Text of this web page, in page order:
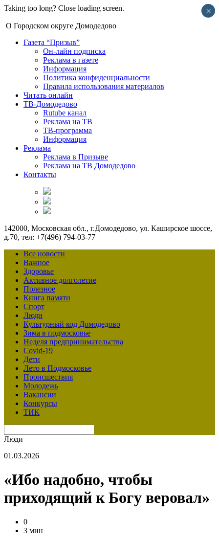
Taking too long? Close loading screen.
О Городском округе Домодедово
Газета “Призыв”
Он-лайн подписка
Реклама в газете
Информация
Политика конфиденциальности
Правила использования материалов
Читать онлайн
ТВ-Домодедово
Rutube канал
Реклама на ТВ
ТВ-программа
Информация
Реклама
Реклама в Призыве
Реклама на ТВ Домодедово
Контакты
142000, Московская обл., г.Домодедово, ул. Каширское шоссе,
д.70, тел: +7(496) 794-03-77
Все новости
Важное
Здоровье
Активное долголетие
Полезное
Книга памяти
Спорт
Люди
Культурный код Домодедово
Зима в подмосковье
Неделя предпринимательства
Covid-19
Дети
Лето в Подмосковье
Происшествия
Молодежь
Вакансии
Конкурсы
ТИК
Люди
01.03.2026
«Ибо надобно, чтобы
приходящий к Богу веровал»
0
3 мин
×